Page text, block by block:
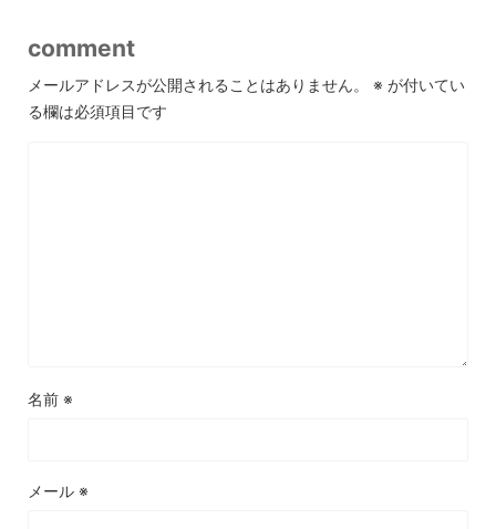
comment
メールアドレスが公開されることはありません。 ※ が付いてい
る欄は必須項目です
名前 ※
メール ※